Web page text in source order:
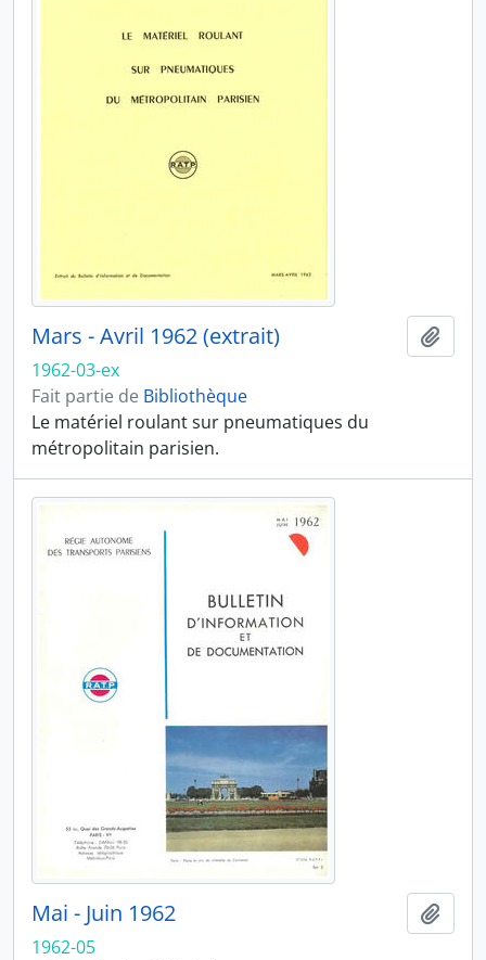
Mars - Avril 1962 (extrait)
1962-03-ex
Fait partie de Bibliothèque
Le matériel roulant sur pneumatiques du
métropolitain parisien.
Mai - Juin 1962
1962-05